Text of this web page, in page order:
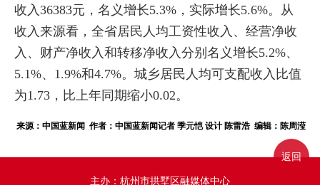
收入36383元，名义增长5.3%，实际增长5.6%。从
收入来源看，全省居民人均工资性收入、经营净收
入、财产净收入和转移净收入分别名义增长5.2%、
5.1%、1.9%和4.7%。城乡居民人均可支配收入比值
为1.73，比上年同期缩小0.02。
来源：中国蓝新闻 作者：中国蓝新闻记者 季元恺 设计 陈雷浩 编辑：陈周滢
主办：杭州市拱墅区融媒体中心
返回